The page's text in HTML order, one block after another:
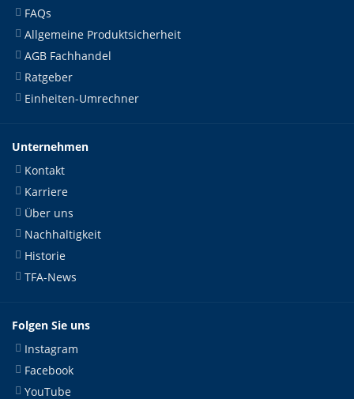
FAQs
Allgemeine Produktsicherheit
AGB Fachhandel
Ratgeber
Einheiten-Umrechner
Unternehmen
Kontakt
Karriere
Über uns
Nachhaltigkeit
Historie
TFA-News
Folgen Sie uns
Instagram
Facebook
YouTube